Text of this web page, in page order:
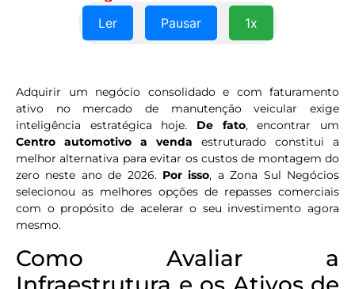
Ler Pausar 1x
Adquirir um negócio consolidado e com faturamento
ativo no mercado de manutenção veicular exige
inteligência estratégica hoje. De fato, encontrar um
Centro automotivo a venda estruturado constitui a
melhor alternativa para evitar os custos de montagem do
zero neste ano de 2026. Por isso, a Zona Sul Negócios
selecionou as melhores opções de repasses comerciais
com o propósito de acelerar o seu investimento agora
mesmo.
Como Avaliar a